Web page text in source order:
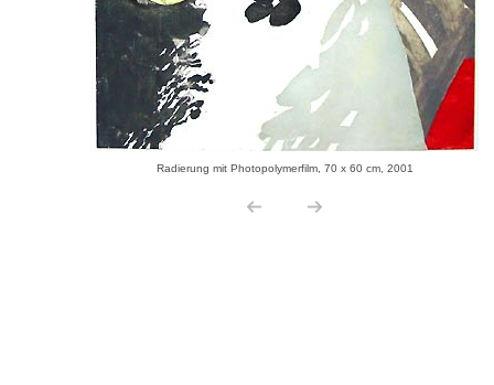
Radierung mit Photopolymerfilm, 70 x 60 cm, 2001